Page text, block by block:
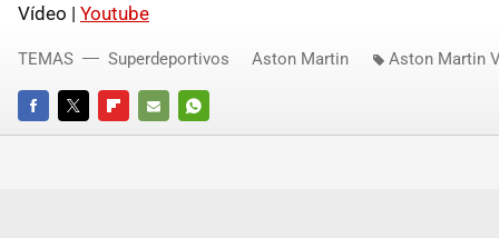
Vídeo | Youtube
FACEBOOKTWITTERFLIPBOARD
E-
WHATSAPP
TEMAS Superdeportivos Aston Martin Aston Martin